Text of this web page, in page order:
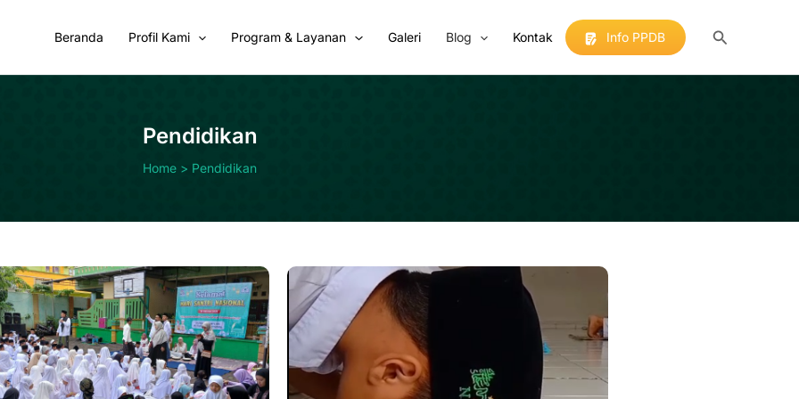
Beranda Profil Kami Program & Layanan Galeri Blog Kontak Info PPDB Search
Home Pendidikan
Pendidikan